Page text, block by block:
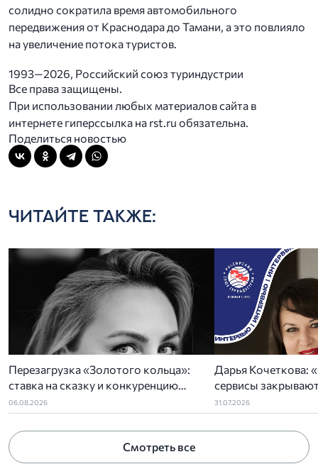
солидно сократила время автомобильного
передвижения от Краснодара до Тамани, а это повлияло
на увеличение потока туристов.
1993—2026, Российский союз туриндустрии
Все права защищены.
При использовании любых материалов сайта в
интернете гиперссылка на rst.ru обязательна.
Поделиться новостью
ЧИТАЙТЕ ТАКЖЕ:
Перезагрузка «Золотого кольца»:
ставка на сказку и конкуренцию
регионов
06.08.2026
Дарья Кочеткова:
сервисы
задач отельеров»
31.07.2026
Смотреть все